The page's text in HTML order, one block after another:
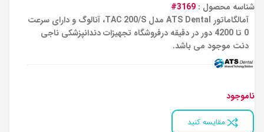
شناسه محصول : 3169#
آمالگاماتور ATS Dental مدل TAC 200/S، آنالوگ و دارای سرعت
0 تا 4200 دور در دقیقه درفروشگاه تجهیزات دندانپزشکی ناجی
دنت موجود می باشد.
ناموجود
مقایسه کنید